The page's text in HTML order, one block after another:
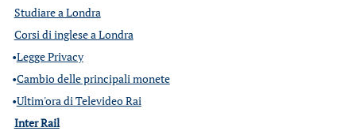
Studiare a Londra
Corsi di inglese a Londra
•Legge Privacy
•Cambio delle principali monete
•Ultim'ora di Televideo Rai
Inter Rail